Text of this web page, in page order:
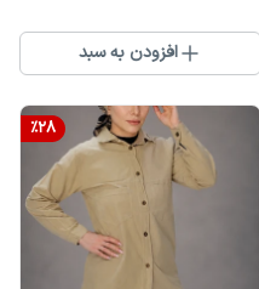
افزودن به سبد
%28